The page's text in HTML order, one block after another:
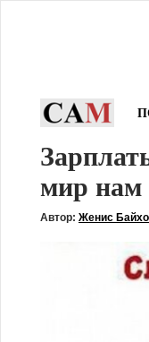
мир нам
Автор: Женис